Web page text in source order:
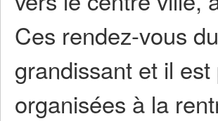
Ces rendez-vous
grandissant et il
organisées à la